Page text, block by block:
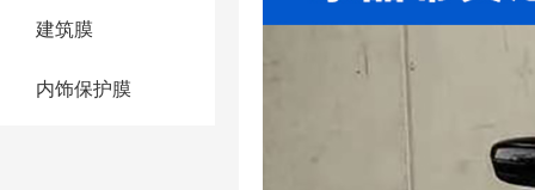
建筑膜
内饰保护膜